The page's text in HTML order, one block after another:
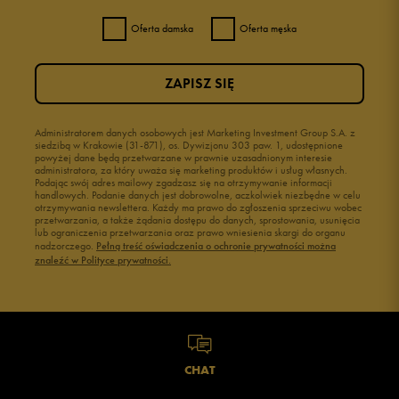
Oferta damska Oferta męska
Administratorem danych osobowych jest Marketing Investment Group S.A. z
siedzibą w Krakowie (31-871), os. Dywizjonu 303 paw. 1, udostępnione
powyżej dane będą przetwarzane w prawnie uzasadnionym interesie
administratora, za który uważa się marketing produktów i usług własnych.
Podając swój adres mailowy zgadzasz się na otrzymywanie informacji
handlowych. Podanie danych jest dobrowolne, aczkolwiek niezbędne w celu
otrzymywania newslettera. Każdy ma prawo do zgłoszenia sprzeciwu wobec
przetwarzania, a także żądania dostępu do danych, sprostowania, usunięcia
lub ograniczenia przetwarzania oraz prawo wniesienia skargi do organu
nadzorczego. Pełną treść oświadczenia o ochronie prywatności można
znaleźć w Polityce prywatności.
ZAPISZ SIĘ
CHAT